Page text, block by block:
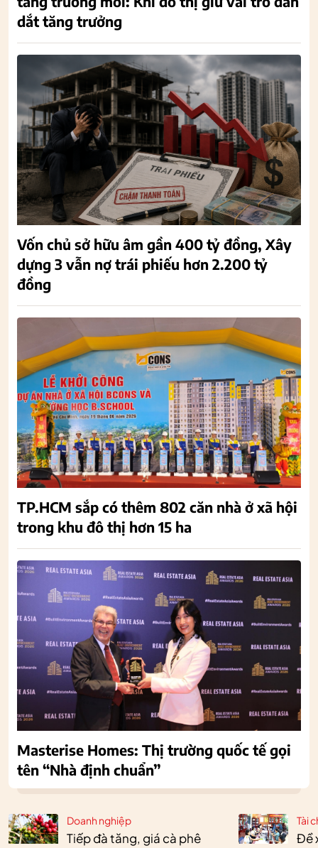
Doanh nghiệp
Tiếp đà tăng, giá cà phê
Tài
Đề
dắt tăng trưởng
Vốn chủ sở hữu âm gần 400 tỷ đồng, Xây
dựng 3 vẫn nợ trái phiếu hơn 2.200 tỷ
đồng
TP.HCM sắp có thêm 802 căn nhà ở xã hội
trong khu đô thị hơn 15 ha
Masterise Homes: Thị trường quốc tế gọi
tên “Nhà định chuẩn”